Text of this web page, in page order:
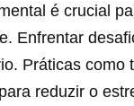
é crucial
Enfrentar
Práticas como
reduzir o